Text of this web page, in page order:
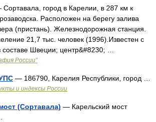
город в Карелии, в 287 км к
Расположен на берегу залива
(пристань). Железнодорожная станция.
21,7 тыс. человек (1996).Известен с
Швеции; центр&#8230; …
России"
— 186790, Карелия Республики, город …
и индексы России
(Сортавала) — Карельский мост